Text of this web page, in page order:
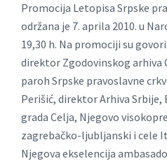
Promocija Letopisa Srpske
održana je 7. aprila 2010. u
19,30 h. Na promociji su
direktor Zgodovinskog arhiva
paroh Srpske pravoslavne
Perišić, direktor Arhiva
grada Celja, Njegovo
zagrebačko-ljubljanski i cele
Njegova ekselencija